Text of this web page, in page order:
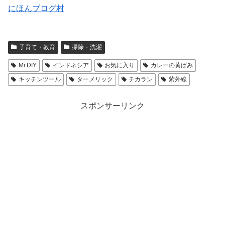
にほんブログ村
子育て・教育 掃除・洗濯
Mr.DIY インドネシア お気に入り
カレーの黄ばみ
キッチンツール
ターメリック チカラン 紫外線
スポンサーリンク